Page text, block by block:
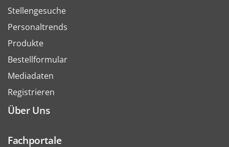
Stellengesuche
Personaltrends
Produkte
Bestellformular
Mediadaten
Registrieren
Über Uns
Fachportale